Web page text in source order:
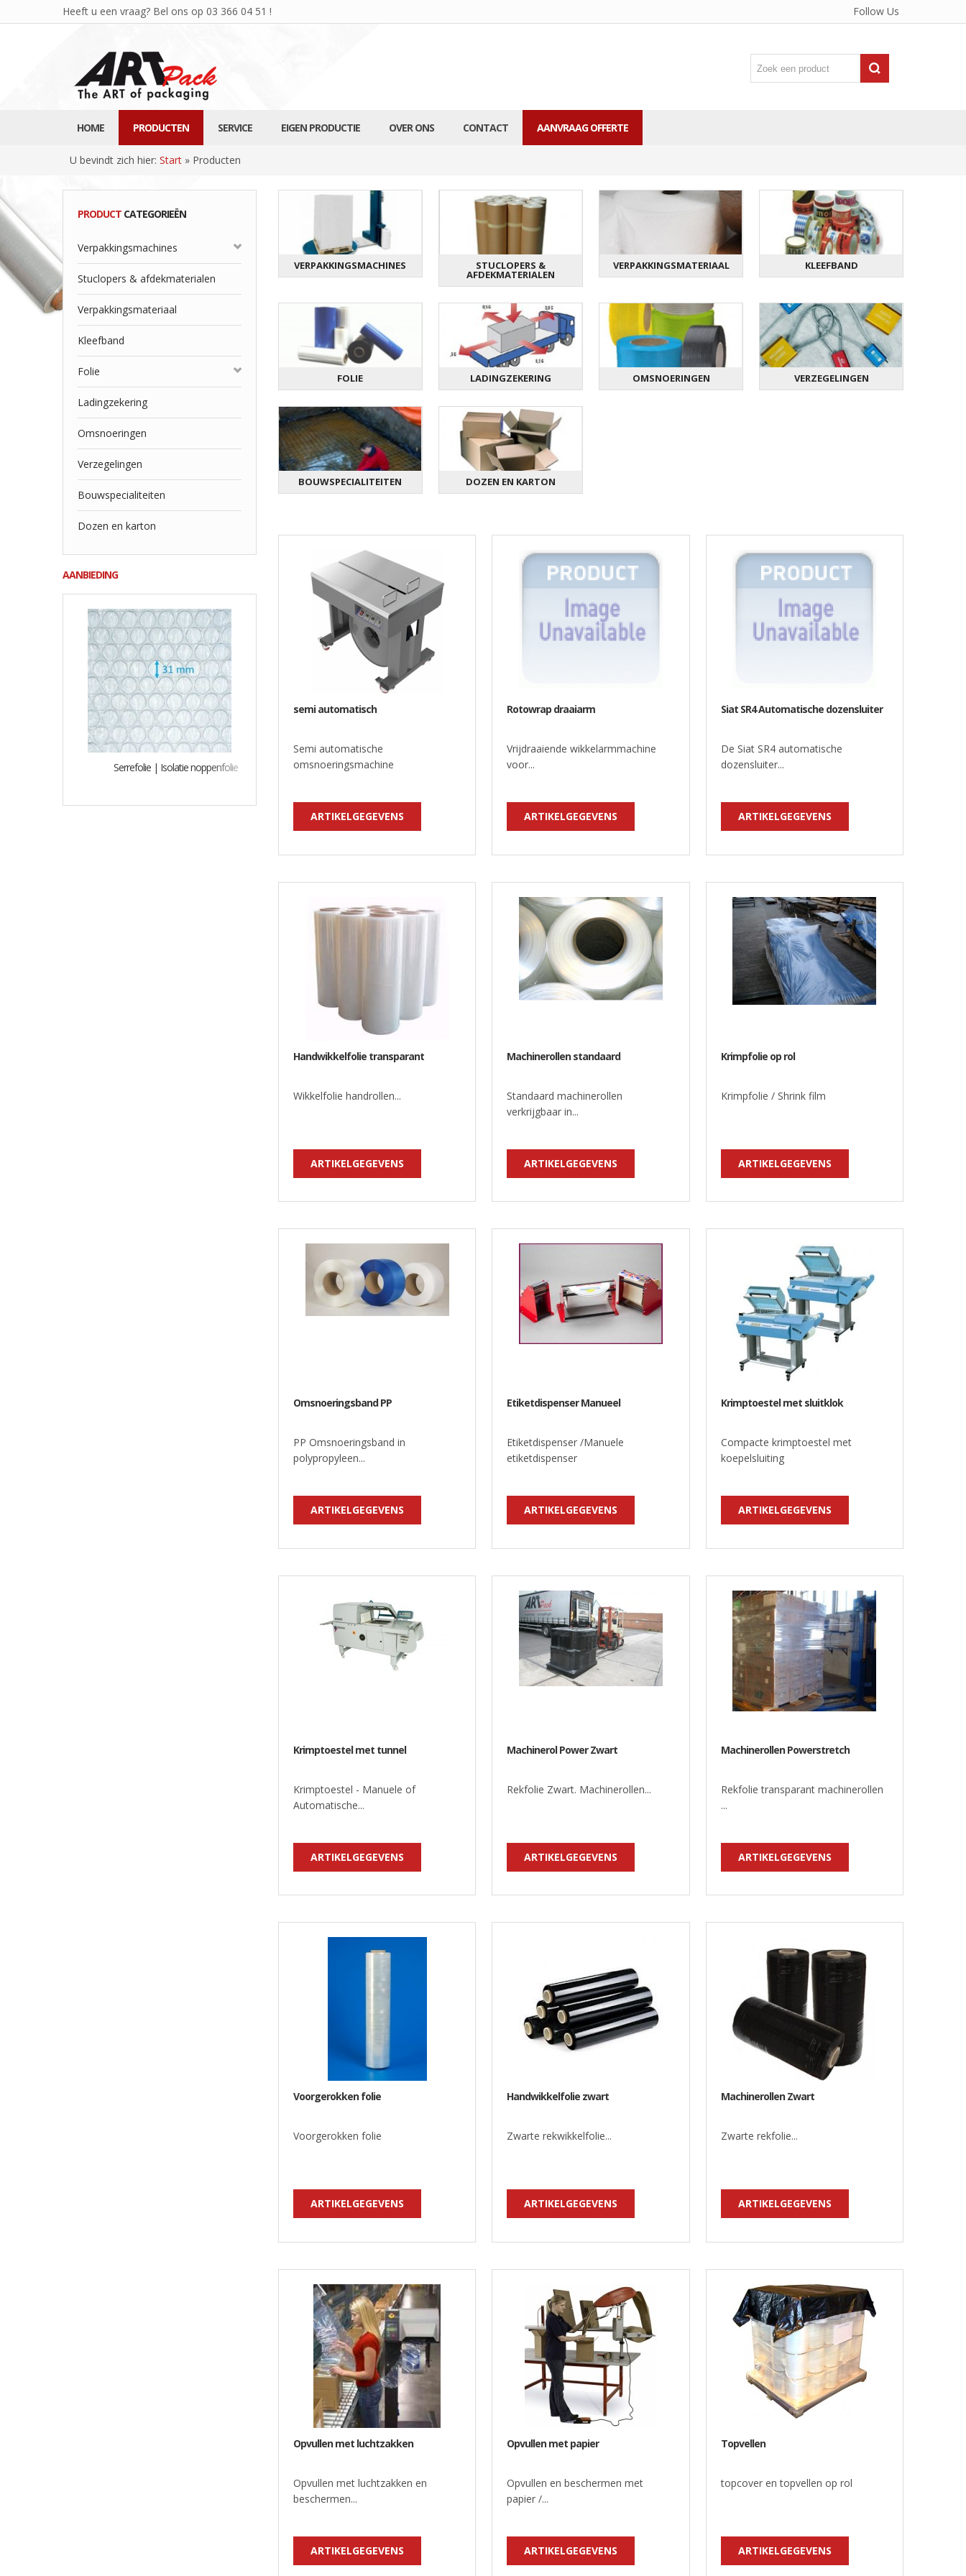
Heeft u een vraag? Bel ons op 03 366 04 51 ! Follow Us
HOME PRODUCTEN SERVICE EIGEN PRODUCTIE OVER ONS CONTACT AANVRAAG OFFERTE
U bevindt zich hier: Start » Producten
PRODUCT CATEGORIEËN
Verpakkingsmachines
Stuclopers & afdekmaterialen
Verpakkingsmateriaal
Kleefband
Folie
Ladingzekering
Omsnoeringen
Verzegelingen
Bouwspecialiteiten
Dozen en karton
AANBIEDING
Serrefolie | Isolatie noppenfolie
VERPAKKINGSMACHINES STUCLOPERS &
AFDEKMATERIALEN
VERPAKKINGSMATERIAAL KLEEFBAND
FOLIE LADINGZEKERING OMSNOERINGEN VERZEGELINGEN
BOUWSPECIALITEITEN DOZEN EN KARTON
semi automatisch
Semi automatische
omsnoeringsmachine
ARTIKELGEGEVENS
Rotowrap draaiarm
Vrijdraaiende wikkelarmmachine
voor...
ARTIKELGEGEVENS
Siat SR4 Automatische dozensluiter
De Siat SR4 automatische
dozensluiter...
ARTIKELGEGEVENS
Handwikkelfolie transparant
Wikkelfolie handrollen...
ARTIKELGEGEVENS
Machinerollen standaard
Standaard machinerollen
verkrijgbaar in...
ARTIKELGEGEVENS
Krimpfolie op rol
Krimpfolie / Shrink film
ARTIKELGEGEVENS
Omsnoeringsband PP
PP Omsnoeringsband in
polypropyleen...
ARTIKELGEGEVENS
Etiketdispenser Manueel
Etiketdispenser /Manuele
etiketdispenser
ARTIKELGEGEVENS
Krimptoestel met sluitklok
Compacte krimptoestel met
koepelsluiting
ARTIKELGEGEVENS
Krimptoestel met tunnel
Krimptoestel - Manuele of
Automatische...
ARTIKELGEGEVENS
Machinerol Power Zwart
Rekfolie Zwart. Machinerollen...
ARTIKELGEGEVENS
Machinerollen Powerstretch
Rekfolie transparant machinerollen
...
ARTIKELGEGEVENS
Voorgerokken folie
Voorgerokken folie
ARTIKELGEGEVENS
Handwikkelfolie zwart
Zwarte rekwikkelfolie...
ARTIKELGEGEVENS
Machinerollen Zwart
Zwarte rekfolie...
ARTIKELGEGEVENS
Opvullen met luchtzakken
Opvullen met luchtzakken en
beschermen...
ARTIKELGEGEVENS
Opvullen met papier
Opvullen en beschermen met
papier /...
ARTIKELGEGEVENS
Topvellen
topcover en topvellen op rol
ARTIKELGEGEVENS